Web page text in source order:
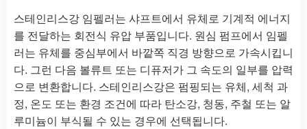
스테인리스강 임펠러는 샤프트에서 유체로 기계적 에너지
를 전달하는 회전식 유압 부품입니다. 원심 펌프에서 임펠
러는 유체를 중심부에서 바깥쪽 직경 방향으로 가속시킵니
다. 그런 다음 볼류트 또는 디퓨저가 그 속도의 일부를 압력
으로 변환합니다. 스테인리스강은 펌핑되는 유체, 세척 과
정, 온도 또는 환경 조건에 따라 탄소강, 청동, 주철 또는 알
루미늄이 부식될 수 있는 경우에 선택됩니다.